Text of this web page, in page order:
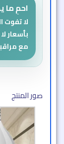
احمِ ما
لا تفوت
بأسعار
مع
صور المنتج​